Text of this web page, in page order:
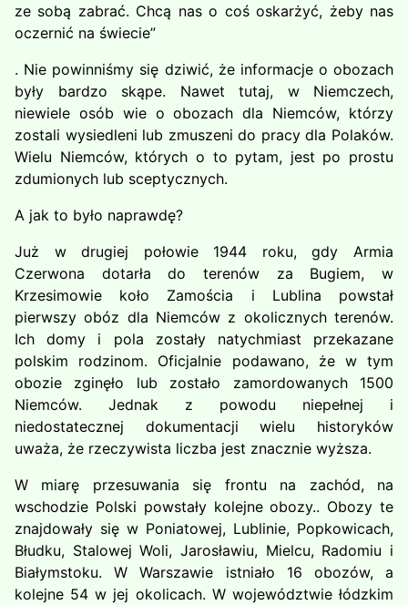
ze sobą zabrać. Chcą nas o coś oskarżyć, żeby nas
oczernić na świecie”
. Nie powinniśmy się dziwić, że informacje o obozach
były bardzo skąpe. Nawet tutaj, w Niemczech,
niewiele osób wie o obozach dla Niemców, którzy
zostali wysiedleni lub zmuszeni do pracy dla Polaków.
Wielu Niemców, których o to pytam, jest po prostu
zdumionych lub sceptycznych.
A jak to było naprawdę?
Już w drugiej połowie 1944 roku, gdy Armia
Czerwona dotarła do terenów za Bugiem, w
Krzesimowie koło Zamościa i Lublina powstał
pierwszy obóz dla Niemców z okolicznych terenów.
Ich domy i pola zostały natychmiast przekazane
polskim rodzinom. Oficjalnie podawano, że w tym
obozie zginęło lub zostało zamordowanych 1500
Niemców. Jednak z powodu niepełnej i
niedostatecznej dokumentacji wielu historyków
uważa, że ​​rzeczywista liczba jest znacznie wyższa.
W miarę przesuwania się frontu na zachód, na
wschodzie Polski powstały kolejne obozy.. Obozy te
znajdowały się w Poniatowej, Lublinie, Popkowicach,
Błudku, Stalowej Woli, Jarosławiu, Mielcu, Radomiu i
Białymstoku. W Warszawie istniało 16 obozów, a
kolejne 54 w jej okolicach. W województwie łódzkim